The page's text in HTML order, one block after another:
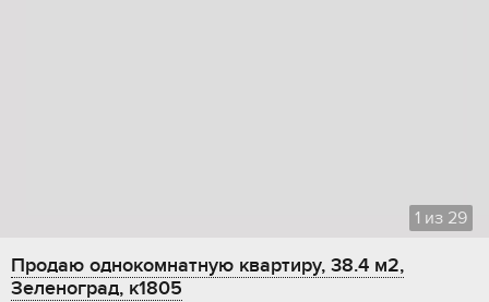
1 из 29
Продаю однокомнатную квартиру, 38.4 м2,
Зеленоград, к1805